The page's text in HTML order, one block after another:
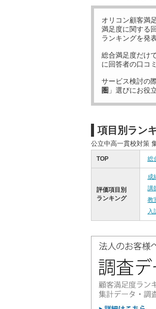
オリコン顧客満
満足度に関する
ランキングを発
総合満足度だけ
に回答者の口コ
サービス検討の
圏 」選びにお役
項目別ラン
公立中高一貫校対策
TOP 総
評価項目別
ランキング
成
講
教
入